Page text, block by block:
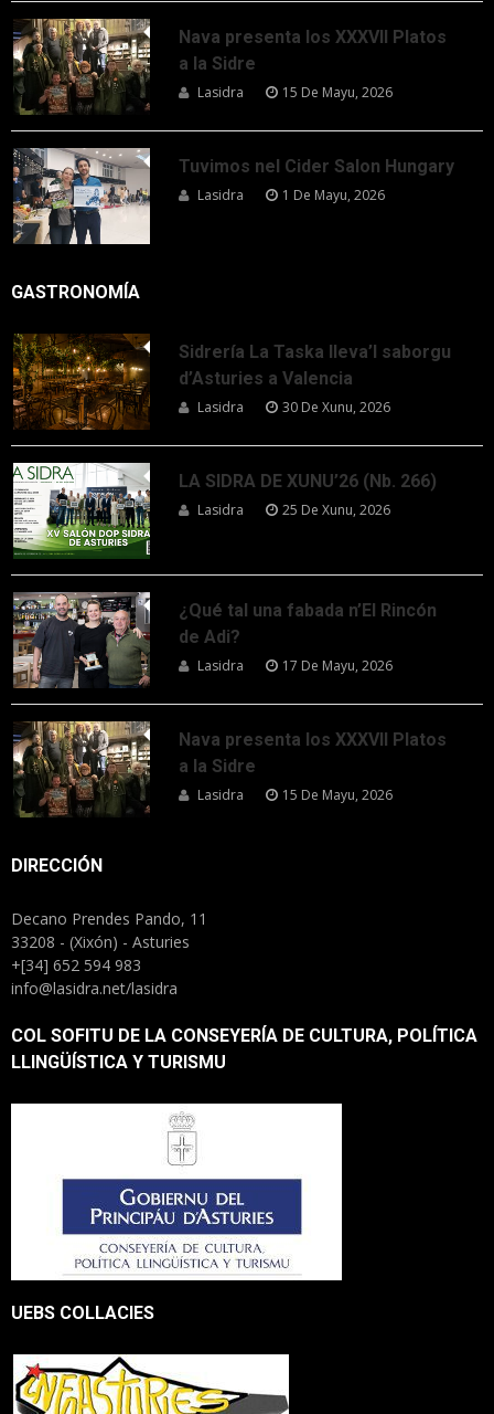
Nava presenta los XXXVII Platos
a la Sidre
Lasidra 15 De Mayu, 2026
Tuvimos nel Cider Salon Hungary
Lasidra 1 De Mayu, 2026
GASTRONOMÍA
Sidrería La Taska lleva’l saborgu
d’Asturies a Valencia
Lasidra 30 De Xunu, 2026
LA SIDRA DE XUNU’26 (Nb. 266)
Lasidra 25 De Xunu, 2026
¿Qué tal una fabada n’El Rincón
de Adi?
Lasidra 17 De Mayu, 2026
Nava presenta los XXXVII Platos
a la Sidre
Lasidra 15 De Mayu, 2026
DIRECCIÓN
Decano Prendes Pando, 11
33208 - (Xixón) - Asturies
+[34] 652 594 983
info@lasidra.net/lasidra
COL SOFITU DE LA CONSEYERÍA DE CULTURA, POLÍTICA
LLINGÜÍSTICA Y TURISMU
UEBS COLLACIES